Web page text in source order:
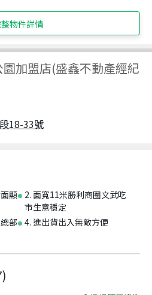
物件詳情
加盟店(盛鑫不動產經紀
18-33號
顯
2. 面寬11米勝利商圈文武吃
市生意穩定
部
4. 進出貨出入無敵方便
)